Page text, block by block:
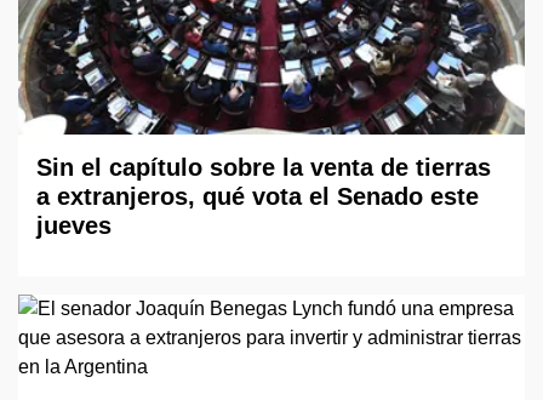
Sin el capítulo sobre la venta de tierras
a extranjeros, qué vota el Senado este
jueves